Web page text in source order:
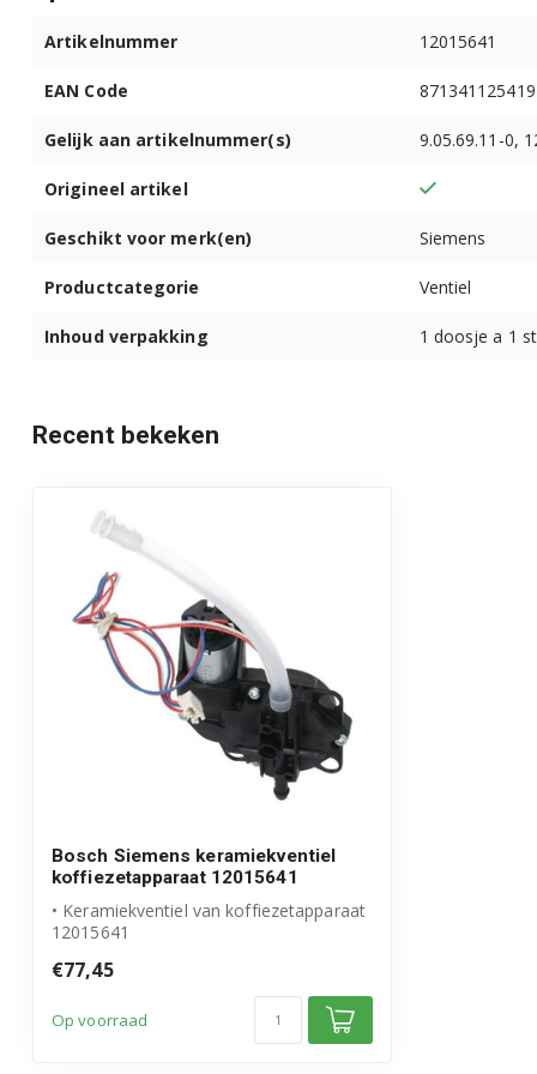
TI907F01DE/02
TI909801CN/03
TI915531DE/02
TI915M89RW/02
TI917531DE/03
TI917F31DE/03
TI917M89DE/02
TI923509DE/10
TI924301RW/10
TI924501DE/10
TI955209RW/10
Artikelnummer 12015641
EAN Code
Gelijk aan artikelnummer(s) 9.05.69.11-0,
Origineel artikel
Geschikt voor merk(en) Siemens
Productcategorie Ventiel
Inhoud verpakking 1 doosje a 1
Recent bekeken
Bosch Siemens keramiekventiel
koffiezetapparaat 12015641
• Keramiekventiel van koffiezetapparaat
12015641
€77,45
Op voorraad